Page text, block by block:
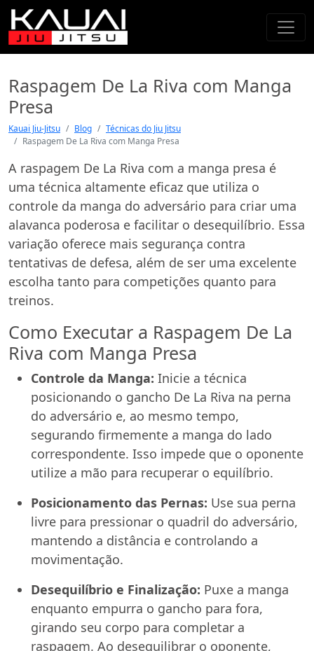
Raspagem De La Riva com Manga
Presa
Kauai Jiu-Jitsu Blog
Técnicas do Jiu Jitsu
Raspagem De La Riva com Manga Presa
A raspagem De La Riva com a manga presa é
uma técnica altamente eficaz que utiliza o
controle da manga do adversário para criar uma
alavanca poderosa e facilitar o desequilíbrio. Essa
variação oferece mais segurança contra
tentativas de defesa, além de ser uma excelente
escolha tanto para competições quanto para
treinos.
Como Executar a Raspagem De La
Riva com Manga Presa
Controle da Manga: Inicie a técnica
posicionando o gancho De La Riva na perna
do adversário e, ao mesmo tempo,
segurando firmemente a manga do lado
correspondente. Isso impede que o oponente
utilize a mão para recuperar o equilíbrio.
Posicionamento das Pernas: Use sua perna
livre para pressionar o quadril do adversário,
mantendo a distância e controlando a
movimentação.
Desequilíbrio e Finalização: Puxe a manga
enquanto empurra o gancho para fora,
girando seu corpo para completar a
raspagem. Ao desequilibrar o oponente,